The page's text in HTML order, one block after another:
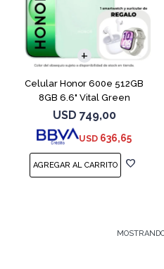
Celular Honor 600e 512GB
8GB 6.6" Vital Green
USD 749,00
USD 636,65
COMPARAR